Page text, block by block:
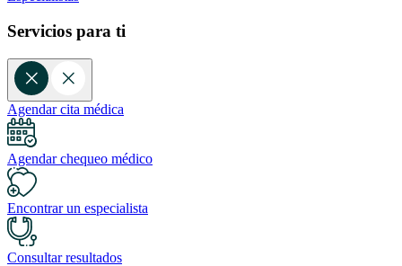
Servicios para ti
Agendar cita médica
Agendar chequeo médico
Encontrar un especialista
Consultar resultados